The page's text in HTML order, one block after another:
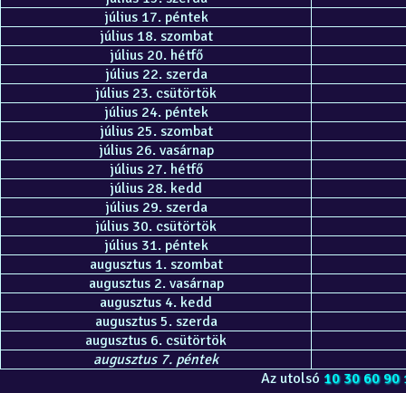
július 17. péntek
július 18. szombat
július 20. hétfő
július 22. szerda
július 23. csütörtök
július 24. péntek
július 25. szombat
július 26. vasárnap
július 27. hétfő
július 28. kedd
július 29. szerda
július 30. csütörtök
július 31. péntek
augusztus 1. szombat
augusztus 2. vasárnap
augusztus 4. kedd
augusztus 5. szerda
augusztus 6. csütörtök
augusztus 7. péntek
Az utolsó 10 30 60 90